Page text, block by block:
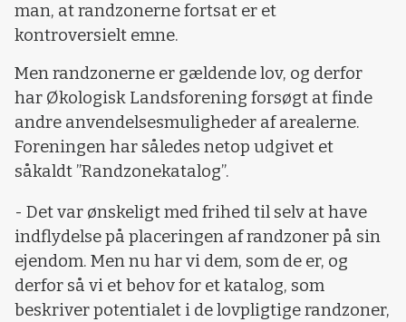
man, at randzonerne fortsat er et
kontroversielt emne.
Men randzonerne er gældende lov, og derfor
har Økologisk Landsforening forsøgt at finde
andre anvendelsesmuligheder af arealerne.
Foreningen har således netop udgivet et
såkaldt ”Randzonekatalog”.
- Det var ønskeligt med frihed til selv at have
indflydelse på placeringen af randzoner på sin
ejendom. Men nu har vi dem, som de er, og
derfor så vi et behov for et katalog, som
beskriver potentialet i de lovpligtige randzoner,